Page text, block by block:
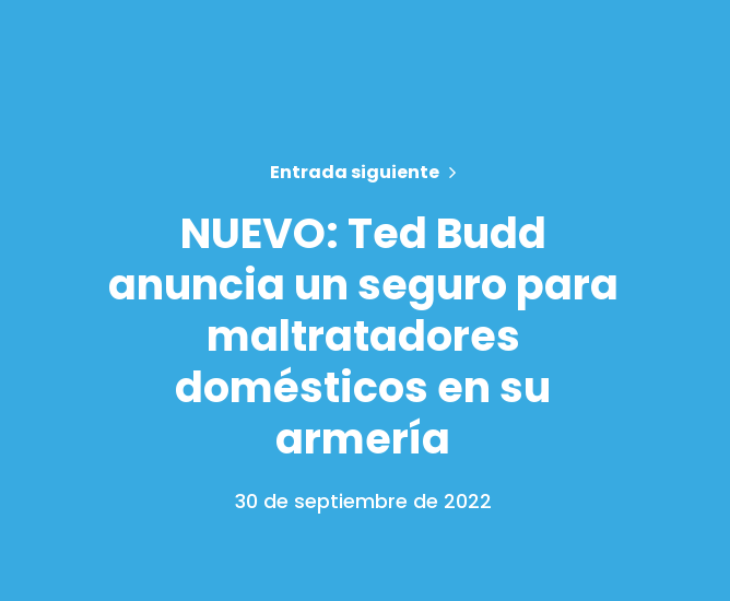
Entrada siguiente
NUEVO: Ted Budd
anuncia un seguro para
maltratadores
domésticos en su
armería
30 de septiembre de 2022